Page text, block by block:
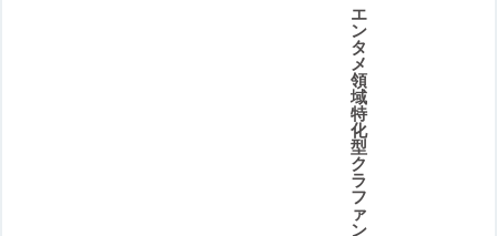
エ
ン
タ
メ
領
域
特
化
型
ク
ラ
フ
ァ
ン